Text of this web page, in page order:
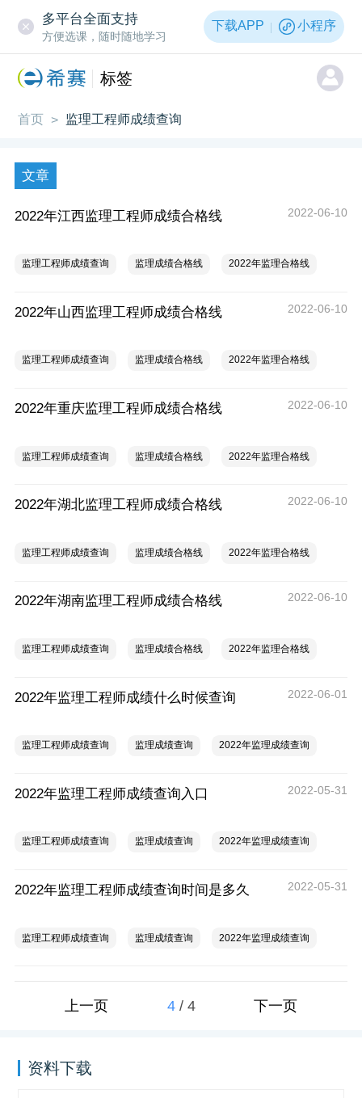
多平台全面支持
方便选课，随时随地学习
下载APP 小程序
标签
首页 > 监理工程师成绩查询
文章
2022年江西监理工程师成绩合格线 2022-06-10
监理工程师成绩查询 监理成绩合格线 2022年监理合格线
2022年山西监理工程师成绩合格线 2022-06-10
监理工程师成绩查询 监理成绩合格线 2022年监理合格线
2022年重庆监理工程师成绩合格线 2022-06-10
监理工程师成绩查询 监理成绩合格线 2022年监理合格线
2022年湖北监理工程师成绩合格线 2022-06-10
监理工程师成绩查询 监理成绩合格线 2022年监理合格线
2022年湖南监理工程师成绩合格线 2022-06-10
监理工程师成绩查询 监理成绩合格线 2022年监理合格线
2022年监理工程师成绩什么时候查询 2022-06-01
监理工程师成绩查询 监理成绩查询 2022年监理成绩查询
2022年监理工程师成绩查询入口 2022-05-31
监理工程师成绩查询 监理成绩查询 2022年监理成绩查询
2022年监理工程师成绩查询时间是多久 2022-05-31
监理工程师成绩查询 监理成绩查询 2022年监理成绩查询
上一页 4 / 4 下一页
资料下载